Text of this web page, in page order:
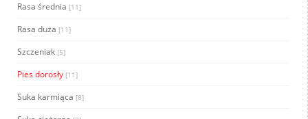
Rasa średnia [11]
Rasa duża [11]
Szczeniak [5]
Pies dorosły [11]
Suka karmiąca [8]